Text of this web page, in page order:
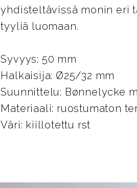
yhdisteltävissä monin eri
tyyliä luomaan.
Syvyys: 50 mm
Halkaisija: Ø25/32 mm
Suunnittelu: Bønnelycke
Materiaali: ruostumaton
Väri: kiillotettu rst